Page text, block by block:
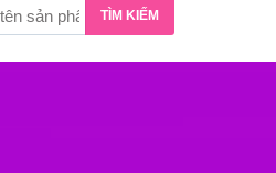
TÌM KIẾM